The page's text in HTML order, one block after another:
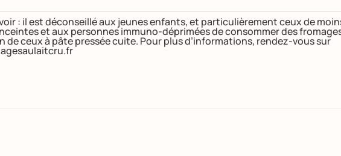
: il est déconseillé aux jeunes enfants, et particulièrement ceux de
et aux personnes immuno-déprimées de consommer des
de ceux à pâte pressée cuite. Pour plus d’informations, rendez-vous sur